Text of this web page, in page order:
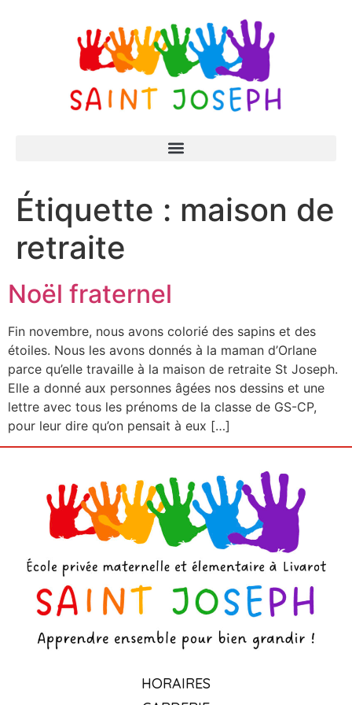
Étiquette : maison de
retraite
Noël fraternel
Fin novembre, nous avons colorié des sapins et des
étoiles. Nous les avons donnés à la maman d’Orlane
parce qu’elle travaille à la maison de retraite St Joseph.
Elle a donné aux personnes âgées nos dessins et une
lettre avec tous les prénoms de la classe de GS-CP,
pour leur dire qu’on pensait à eux […]
HORAIRES